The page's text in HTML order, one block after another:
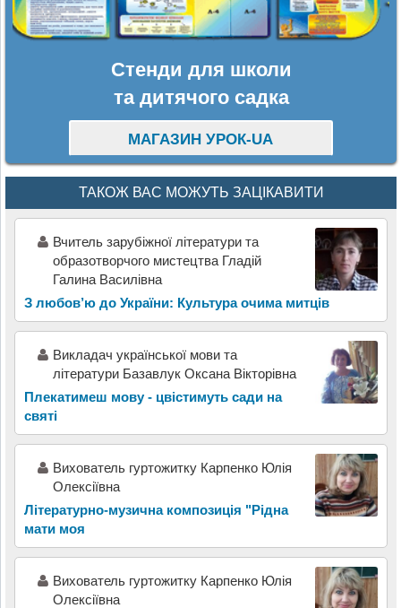
Стенди для школи
та дитячого садка
МАГАЗИН УРОК-UA
ТАКОЖ ВАС МОЖУТЬ ЗАЦІКАВИТИ
Вчитель зарубіжної літератури та
образотворчого мистецтва Гладій
Галина Василівна
З любов’ю до України: Культура очима митців
Викладач української мови та
літератури Базавлук Оксана Вікторівна
Плекатимеш мову - цвістимуть сади на
святі
Вихователь гуртожитку Карпенко Юлія
Олексіївна
Літературно-музична композиція "Рідна
мати моя
Вихователь гуртожитку Карпенко Юлія
Олексіївна